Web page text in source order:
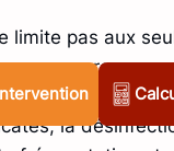
limite pas aux
: nous
telles
la